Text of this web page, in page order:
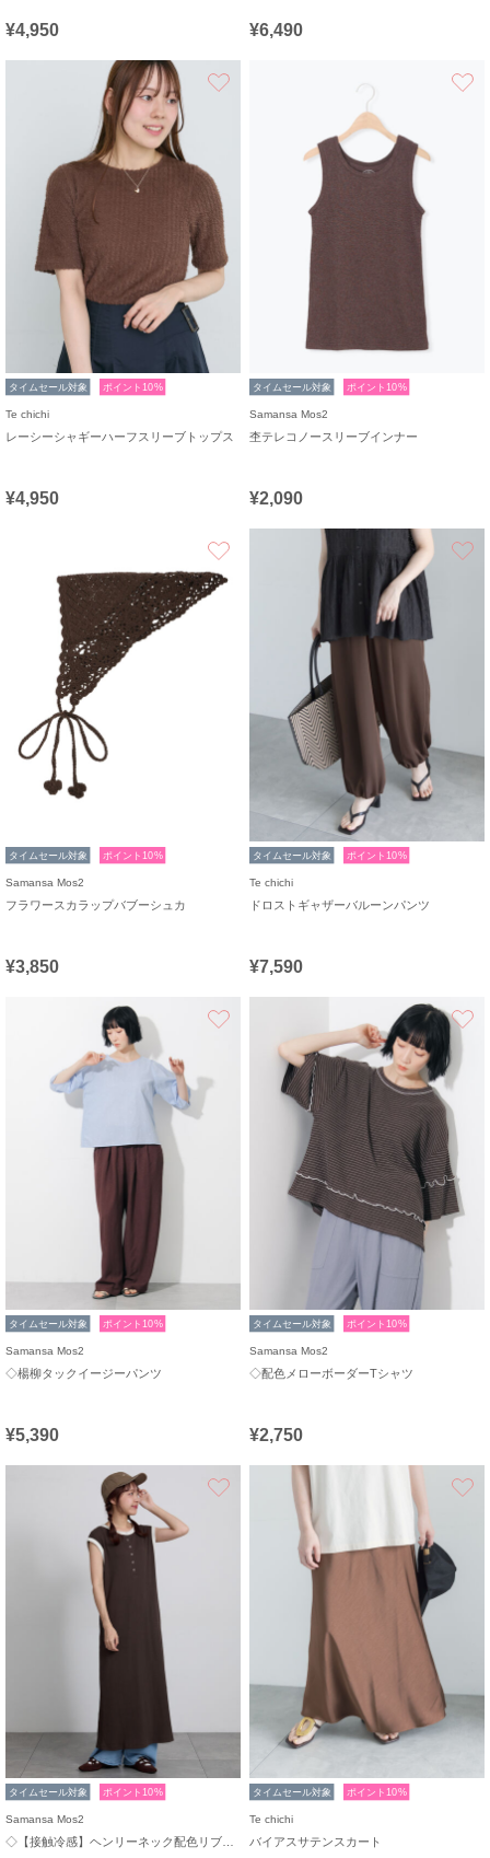
¥4,950 ¥6,490
タイムセール対象 ポイント10%
Te chichi
レーシーシャギーハーフスリーブトップス
¥4,950
タイムセール対象 ポイント10%
Samansa Mos2
杢テレコノースリーブインナー
¥2,090
タイムセール対象 ポイント10%
Samansa Mos2
フラワースカラップバブーシュカ
¥3,850
タイムセール対象 ポイント10%
Te chichi
ドロストギャザーバルーンパンツ
¥7,590
タイムセール対象 ポイント10%
Samansa Mos2
◇楊柳タックイージーパンツ
¥5,390
タイムセール対象 ポイント10%
Samansa Mos2
◇配色メローボーダーTシャツ
¥2,750
お気に入り
タイムセール対象 ポイント10%
Samansa Mos2
タイムセール対象 ポイント10%
Te chichi
バイアスサテンスカート